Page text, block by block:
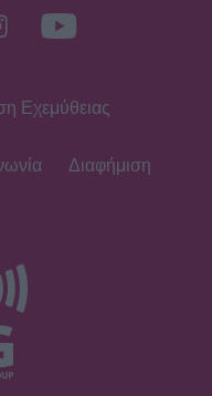
Εχεμύθειας
Διαφήμιση